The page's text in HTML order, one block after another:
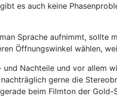
es auch keine
Sprache aufnimmt, sollte
Öffnungswinkel wählen,
Nachteile und vor allem
gerne die
beim Filmton der Gold-